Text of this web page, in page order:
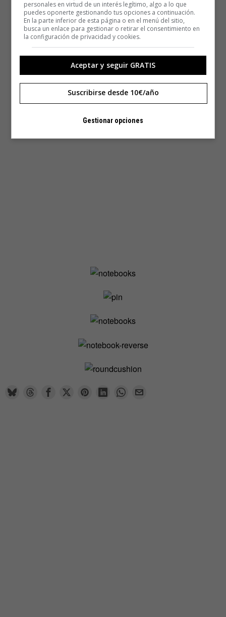
personales en virtud de un interés legítimo, algo a lo que
puedes oponerte gestionando tus opciones a continuación.
En la parte inferior de esta página o en el menú del sitio,
busca un enlace para gestionar o retirar el consentimiento en
la configuración de privacidad y cookies.
Aceptar y seguir GRATIS
Suscribirse desde 10€/año
Gestionar opciones